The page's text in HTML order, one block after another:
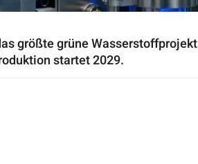
größte grüne Wasserstoffprojekt
startet 2029.